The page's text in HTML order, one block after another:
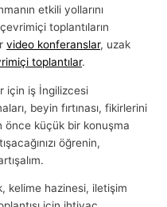
etkili yollarını
toplantıların
video konferanslar, uzak
toplantılar.
için iş İngilizcesi
beyin fırtınası, fikirlerini
önce küçük bir konuşma
öğrenin,
kelime hazinesi, iletişim